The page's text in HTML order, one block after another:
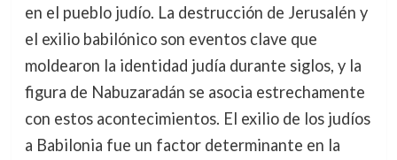
en el pueblo judío. La destrucción de Jerusalén y
el exilio babilónico son eventos clave que
moldearon la identidad judía durante siglos, y la
figura de Nabuzaradán se asocia estrechamente
con estos acontecimientos. El exilio de los judíos
a Babilonia fue un factor determinante en la